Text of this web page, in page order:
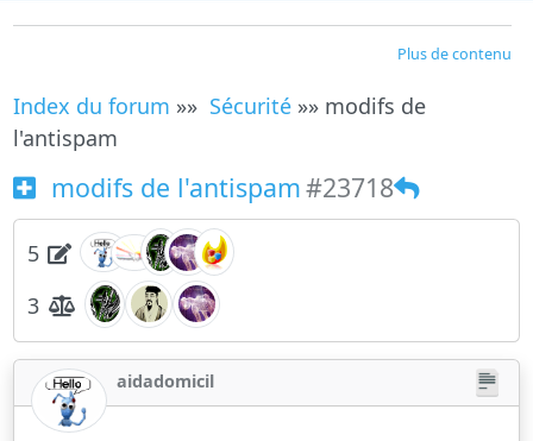
Plus de contenu
Index du forum »» Sécurité»» modifs de
l'antispam
modifs de l'antispam#23718
5
3
aidadomicil